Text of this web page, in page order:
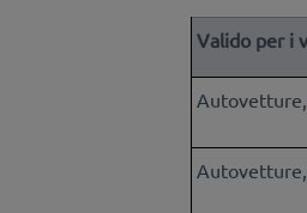
Valido per i